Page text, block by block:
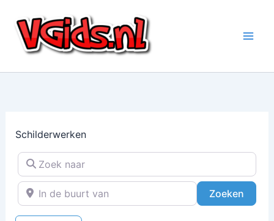
naar
inhoud
Schilderwerken
Zoek naar
In de buurt van
Zoeken